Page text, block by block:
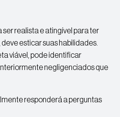
realista e atingível para ter
esticar suas habilidades.
viável, pode identificar
negligenciados que
responderá a perguntas